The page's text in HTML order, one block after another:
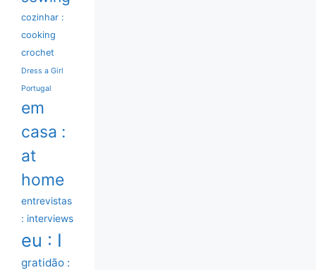
cozinhar :
cooking
crochet
Dress a Girl
Portugal
em
casa :
at
home
entrevistas
: interviews
eu : I
gratidão :